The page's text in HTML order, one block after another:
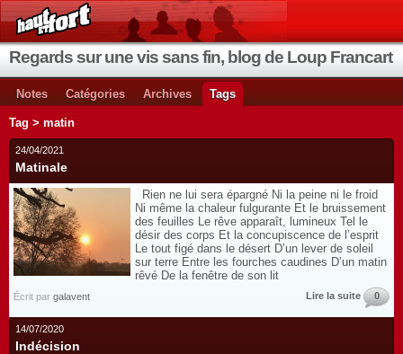
Regards sur une vis sans fin, blog de Loup Francart
Notes Catégories Archives Tags
Tag > matin
24/04/2021
Matinale
Rien ne lui sera épargné Ni la peine ni le froid
Ni même la chaleur fulgurante Et le bruissement
des feuilles Le rêve apparaît, lumineux Tel le
désir des corps Et la concupiscence de l’esprit
Le tout figé dans le désert D’un lever de soleil
sur terre Entre les fourches caudines D’un matin
rêvé De la fenêtre de son lit
Écrit par galavent Lire la suite 0
14/07/2020
Indécision